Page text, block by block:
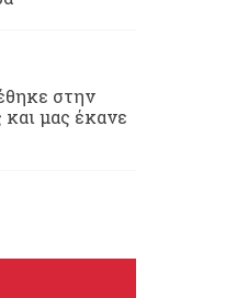
στην
μας έκανε